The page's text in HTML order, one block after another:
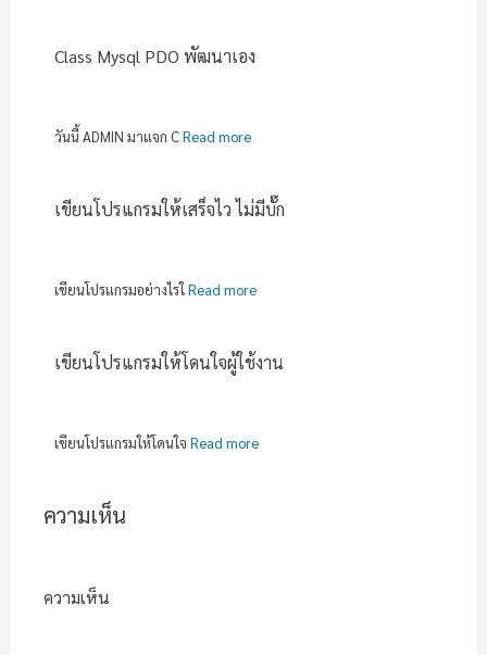
Class Mysql PDO พัฒนาเอง
วันนี้ ADMIN มาแจก CRead more
เขียนโปรแกรมให้เสร็จไว ไม่มีบั๊ก
เขียนโปรแกรมอย่างไรใRead more
เขียนโปรแกรมให้โดนใจผู้ใช้งาน
เขียนโปรแกรมให้โดนใจRead more
ความเห็น
ความเห็น